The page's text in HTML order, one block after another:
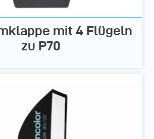
mit 4 Flügeln
zu P70